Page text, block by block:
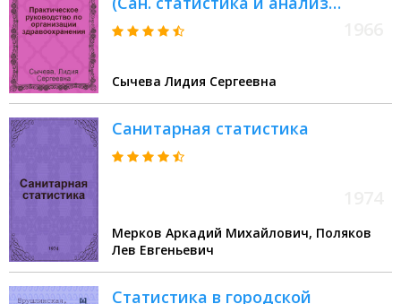
деятельности лечебно-
Сычева Лидия Сергеевна
Санитарная статистика
Мерков Аркадий Михайлович, Поляков
Лев Евгеньевич
Статистика в городской